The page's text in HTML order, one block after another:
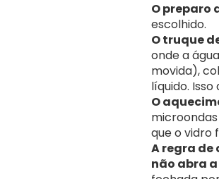
O preparo
escolhido.
O truque
onde a
movida),
líquido.
O
que o vidro
A regra de
não abra